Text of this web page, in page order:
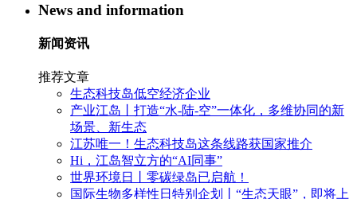
News and information
新闻资讯
推荐文章
生态科技岛低空经济企业
产业江岛丨打造“水-陆-空”一体化，多维协同的新
场景、新生态
江苏唯一！生态科技岛这条线路获国家推介
Hi，江岛智立方的“AI同事”
世界环境日丨零碳绿岛已启航！
国际生物多样性日特别企划丨“生态天眼”，即将上